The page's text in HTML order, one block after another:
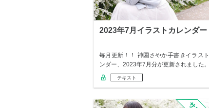
2023年7月イラストカレンダー
毎月更新！！ 神園さやか手書きイラス
ンダー、2023年7月分が更新されました。
テキスト